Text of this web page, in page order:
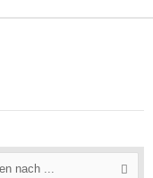
nach ...